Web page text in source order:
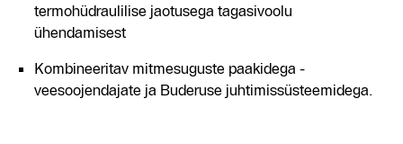
termohüdraulilise jaotusega tagasivoolu
ühendamisest
Kombineeritav mitmesuguste paakidega -
veesoojendajate ja Buderuse juhtimissüsteemidega.